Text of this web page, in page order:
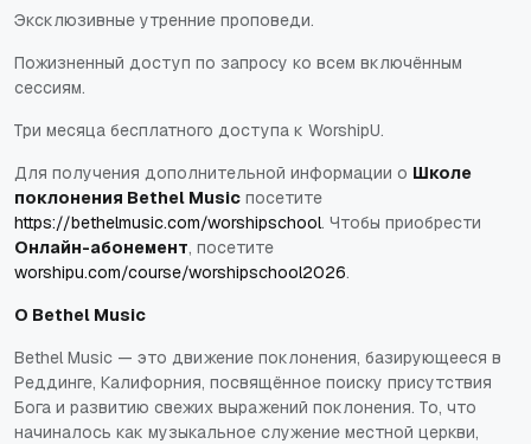
Эксклюзивные утренние проповеди.
Пожизненный доступ по запросу ко всем включённым
сессиям.
Три месяца бесплатного доступа к WorshipU.
Для получения дополнительной информации о Школе
поклонения Bethel Music посетите
https://bethelmusic.com/worshipschool. Чтобы приобрести
Онлайн-абонемент, посетите
worshipu.com/course/worshipschool2026.
О Bethel Music
Bethel Music — это движение поклонения, базирующееся в
Реддинге, Калифорния, посвящённое поиску присутствия
Бога и развитию свежих выражений поклонения. То, что
начиналось как музыкальное служение местной церкви,